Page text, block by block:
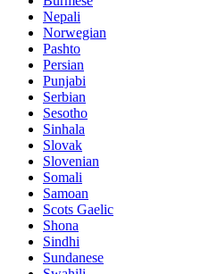
Nepali
Norwegian
Pashto
Persian
Punjabi
Serbian
Sesotho
Sinhala
Slovak
Slovenian
Somali
Samoan
Scots Gaelic
Shona
Sindhi
Sundanese